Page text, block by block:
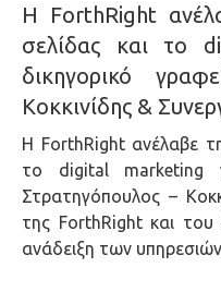
Η ForthRight
σελίδας και το
δικηγορικό
Κοκκινίδης &
Η ForthRight ανέλαβε
το digital marketing
Στρατηγόπουλος –
της ForthRight και του
ανάδειξη των